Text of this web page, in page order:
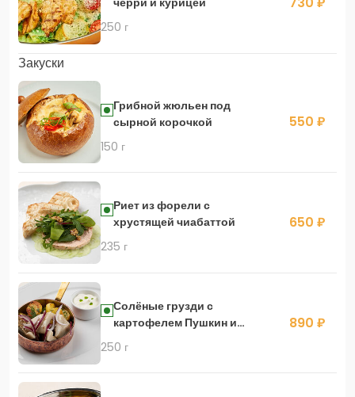
250 г
Закуски
Грибной жюльен под
сырной корочкой
150 г
550 ₽
Риет из форели с
хрустящей чиабаттой
235 г
650 ₽
Солёные грузди с
картофелем Пушкин и
сметаной
250 г
890 ₽